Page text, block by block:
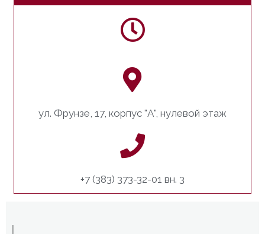
ул. Фрунзе, 17, корпус "А", нулевой этаж
+7 (383) 373-32-01 вн. 3